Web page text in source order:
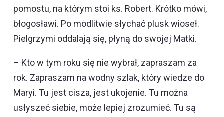
pomostu, na którym stoi ks. Robert. Krótko mówi,
błogosławi. Po modlitwie słychać plusk wioseł.
Pielgrzymi oddalają się, płyną do swojej Matki.
– Kto w tym roku się nie wybrał, zapraszam za
rok. Zapraszam na wodny szlak, który wiedze do
Maryi. Tu jest cisza, jest ukojenie. Tu można
usłyszeć siebie, może lepiej zrozumieć. Tu są